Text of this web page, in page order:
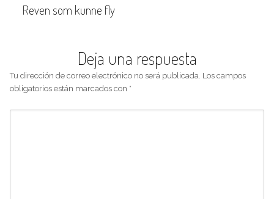
Reven som kunne fly
Deja una respuesta
Tu dirección de correo electrónico no será publicada. Los campos
obligatorios están marcados con *